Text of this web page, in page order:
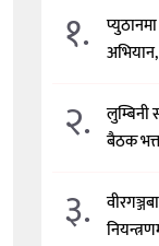
१.
२.
बैठक
३.